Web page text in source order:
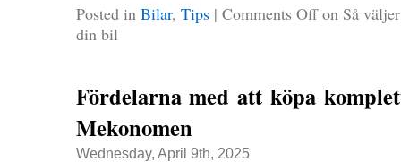
Posted in Bilar, Tips| Comments Offon Så
din bil
Fördelarna med att köpa
Mekonomen
Wednesday, April 9th, 2025